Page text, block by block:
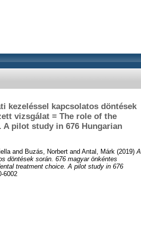
kezeléssel kapcsolatos döntések
vizsgálat = The role of the
pilot study in 676 Hungarian
and Buzás, Norbert and Antal, Márk (2019) A
döntések során. 676 magyar önkéntes
treatment choice. A pilot study in 676
6002